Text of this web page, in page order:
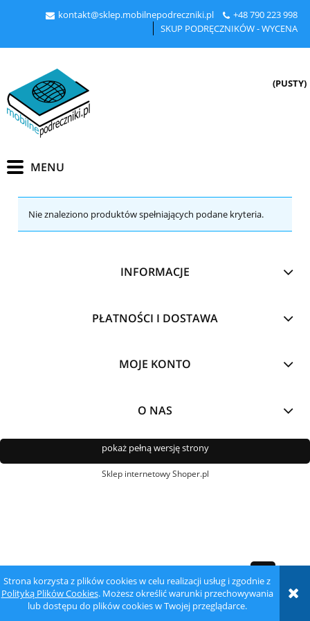
Strona korzysta z plików cookies w celu realizacji usług i zgodnie z
Polityką Plików Cookies. Możesz określić warunki przechowywania
lub dostępu do plików cookies w Twojej przeglądarce.
kontakt@sklep.mobilnepodreczniki.pl +48790 223 998
SKUP PODRĘCZNIKÓW - WYCENA
(PUSTY)
Nie znaleziono produktów spełniających podane kryteria.
INFORMACJE
PŁATNOŚCI I DOSTAWA
MOJE KONTO
O NAS
pokaż pełną wersję strony
Sklep internetowy Shoper.pl